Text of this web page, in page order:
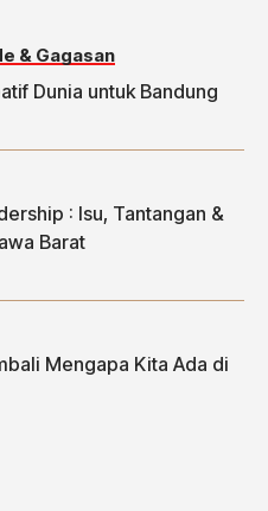
& Gagasan
Dunia untuk Bandung
: Isu, Tantangan &
Barat
Mengapa Kita Ada di